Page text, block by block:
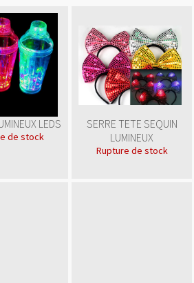
LEDS
de stock
SERRE TETE SEQUIN
LUMINEUX
Rupture de stock